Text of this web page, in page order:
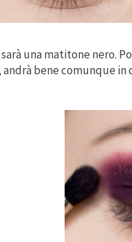
saràuna matitone nero.
andrà bene comunque in